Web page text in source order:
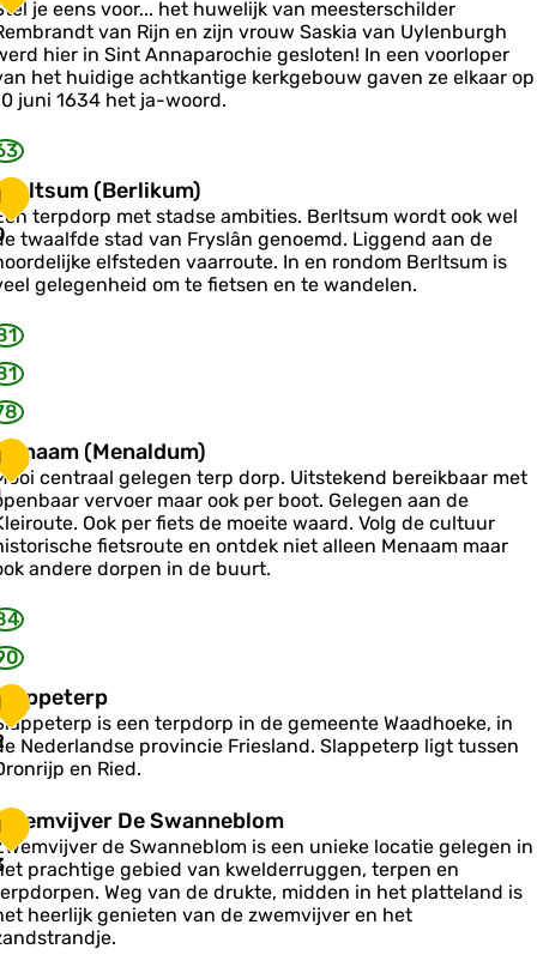
je eens voor... het huwelijk van meesterschilder
van Rijn en zijn vrouw Saskia van Uylenburgh
hier in Sint Annaparochie gesloten! In een voorloper
het huidige achtkantige kerkgebouw gaven ze elkaar op
juni 1634 het ja-woord.
(Berlikum)
terpdorp met stadse ambities. Berltsum wordt ook wel
twaalfde stad van Fryslân genoemd. Liggend aan de
elfsteden vaarroute. In en rondom Berltsum is
gelegenheid om te fietsen en te wandelen.
(Menaldum)
centraal gelegen terp dorp. Uitstekend bereikbaar met
vervoer maar ook per boot. Gelegen aan de
Ook per fiets de moeite waard. Volg de cultuur
fietsroute en ontdek niet alleen Menaam maar
andere dorpen in de buurt.
is een terpdorp in de gemeente Waadhoeke, in
Nederlandse provincie Friesland. Slappeterp ligt tussen
en Ried.
De Swanneblom
de Swanneblom is een unieke locatie gelegen in
prachtige gebied van kwelderruggen, terpen en
Weg van de drukte, midden in het platteland is
heerlijk genieten van de zwemvijver en het